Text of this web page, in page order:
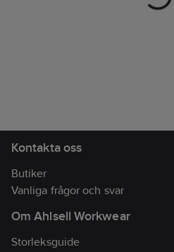
Kontakta oss
Butiker
Vanliga frågor och svar
Om Ahlsell Workwear
Storleksguide